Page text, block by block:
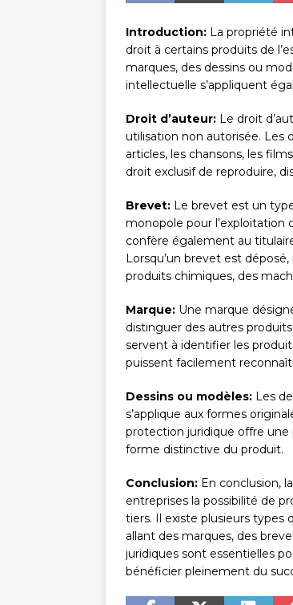
Introduction: La propriété
droit à certains produits de
marques, des dessins ou
intellectuelle s’appliquent
Droit d’auteur: Le droit
utilisation non autorisée. Les
articles, les chansons, les
droit exclusif de reproduire,
Brevet: Le brevet est un
monopole pour l’exploitation
confère également au
Lorsqu’un brevet est
produits chimiques, des
Marque: Une marque
distinguer des autres
servent à identifier les
puissent facilement
Dessins ou modèles: Les
s’applique aux formes
protection juridique offre
forme distinctive du produit.
Conclusion: En conclusion,
entreprises la possibilité de
tiers. Il existe plusieurs types
allant des marques, des
juridiques sont essentielles
bénéficier pleinement du